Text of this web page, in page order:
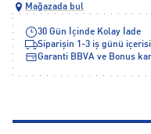
Mağazada bul
30 Gün İçinde Kolay İade
Siparişin 1-3 iş günü
Garanti BBVA ve Bonus